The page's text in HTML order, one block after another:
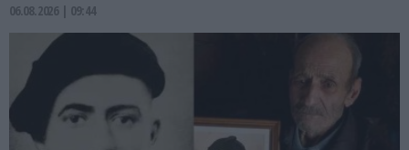
06.08.2026 | 09:44